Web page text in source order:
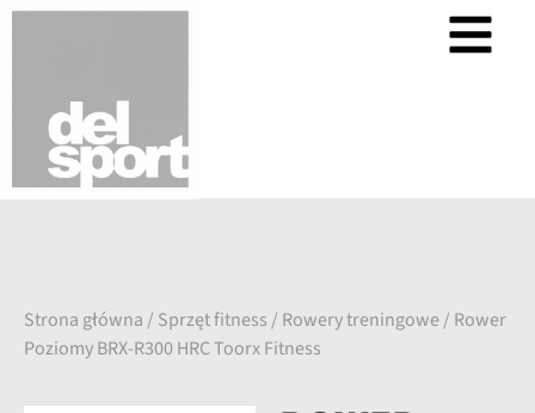
Strona główna / Sprzęt fitness / Rowery treningowe/ Rower
Poziomy BRX-R300 HRC Toorx Fitness